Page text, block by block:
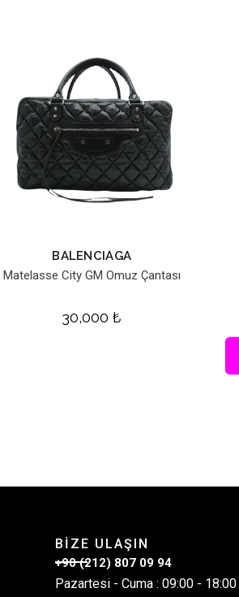
BALENCIAGA
Matelasse City GM Omuz Çantası
30,000₺
BİZE ULAŞIN
+90 (212) 807 09 94
Pazartesi - Cuma : 09:00 - 18:00